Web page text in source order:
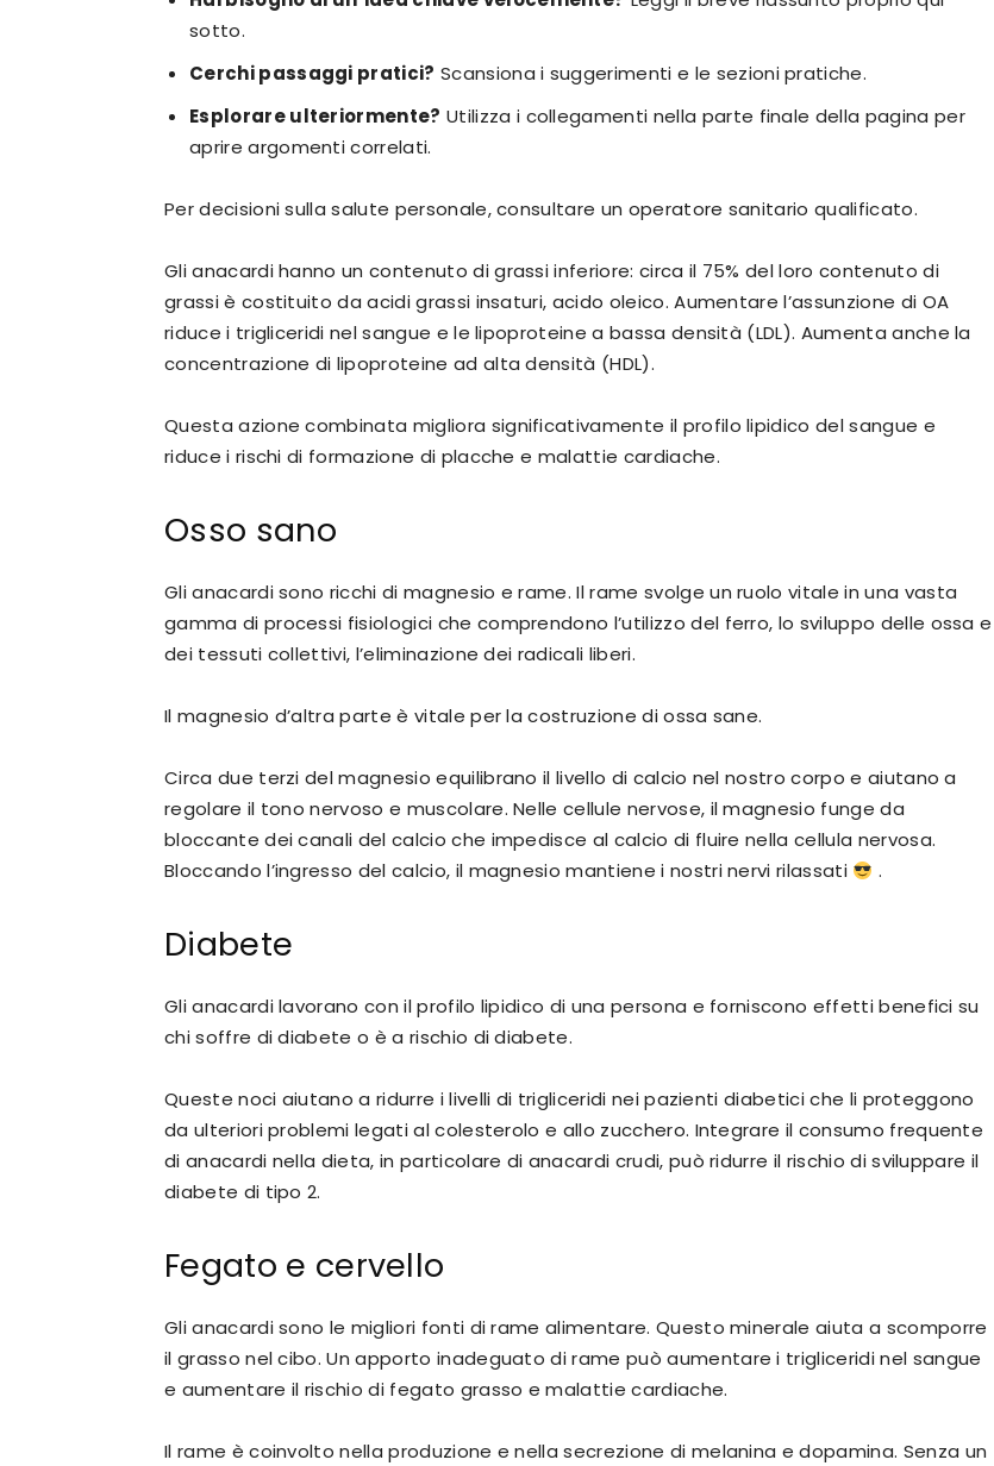
sotto.
Cerchi passaggi pratici? Scansiona i suggerimenti e le sezioni pratiche.
Esplorare ulteriormente? Utilizza i collegamenti nella parte finale della pagina per
aprire argomenti correlati.
Per decisioni sulla salute personale, consultare un operatore sanitario qualificato.
Gli anacardi hanno un contenuto di grassi inferiore: circa il 75% del loro contenuto di
grassi è costituito da acidi grassi insaturi, acido oleico. Aumentare l’assunzione di OA
riduce i trigliceridi nel sangue e le lipoproteine ​​​​a bassa densità (LDL). Aumenta anche la
concentrazione di lipoproteine ​​ad alta densità (HDL).
Questa azione combinata migliora significativamente il profilo lipidico del sangue e
riduce i rischi di formazione di placche e malattie cardiache.
Osso sano
Gli anacardi sono ricchi di magnesio e rame. Il rame svolge un ruolo vitale in una vasta
gamma di processi fisiologici che comprendono l’utilizzo del ferro, lo sviluppo delle ossa e
dei tessuti collettivi, l’eliminazione dei radicali liberi.
Il magnesio d’altra parte è vitale per la costruzione di ossa sane.
Circa due terzi del magnesio equilibrano il livello di calcio nel nostro corpo e aiutano a
regolare il tono nervoso e muscolare. Nelle cellule nervose, il magnesio funge da
bloccante dei canali del calcio che impedisce al calcio di fluire nella cellula nervosa.
Bloccando l’ingresso del calcio, il magnesio mantiene i nostri nervi rilassati
.
Diabete
Gli anacardi lavorano con il profilo lipidico di una persona e forniscono effetti benefici su
chi soffre di diabete o è a rischio di diabete.
Queste noci aiutano a ridurre i livelli di trigliceridi nei pazienti diabetici che li proteggono
da ulteriori problemi legati al colesterolo e allo zucchero. Integrare il consumo frequente
di anacardi nella dieta, in particolare di anacardi crudi, può ridurre il rischio di sviluppare il
diabete di tipo 2.
Fegato e cervello
Gli anacardi sono le migliori fonti di rame alimentare. Questo minerale aiuta a scomporre
il grasso nel cibo. Un apporto inadeguato di rame può aumentare i trigliceridi nel sangue
e aumentare il rischio di fegato grasso e malattie cardiache.
Il rame è coinvolto nella produzione e nella secrezione di melanina e dopamina. Senza un